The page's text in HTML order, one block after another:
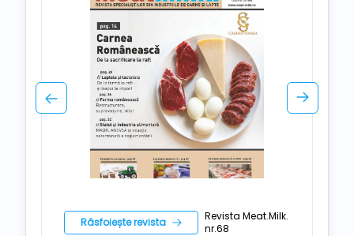
Răsfoiește revista
Revista Meat.Milk.
nr.68